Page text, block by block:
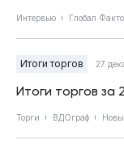
Интервью Глобал
Итоги торгов 27
Итоги торгов за
Торги ВДОграф